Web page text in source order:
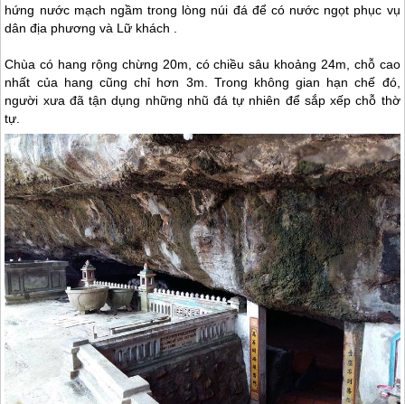
hứng nước mạch ngầm trong lòng núi đá để có nước ngọt phục vụ
dân địa phương và Lữ khách .
Chùa có hang rộng chừng 20m, có chiều sâu khoảng 24m, chỗ cao
nhất của hang cũng chỉ hơn 3m. Trong không gian hạn chế đó,
người xưa đã tận dụng những nhũ đá tự nhiên để sắp xếp chỗ thờ
tự.